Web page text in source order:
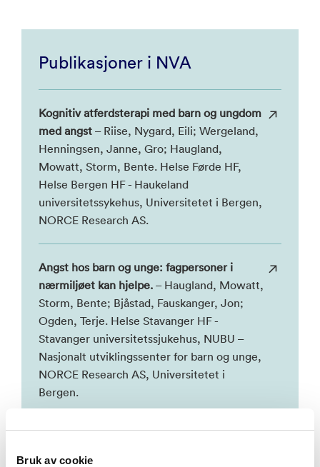
Bruk av cookie
Publikasjoner i NVA
Kognitiv atferdsterapi med barn og ungdom
med angst – Riise, Nygard, Eili; Wergeland,
Henningsen, Janne, Gro; Haugland,
Mowatt, Storm, Bente. Helse Førde HF,
Helse Bergen HF - Haukeland
universitetssykehus, Universitetet i Bergen,
NORCE Research AS.
Angst hos barn og unge: fagpersoner i
nærmiljøet kan hjelpe. – Haugland, Mowatt,
Storm, Bente; Bjåstad, Fauskanger, Jon;
Ogden, Terje. Helse Stavanger HF -
Stavanger universitetssjukehus, NUBU –
Nasjonalt utviklingssenter for barn og unge,
NORCE Research AS, Universitetet i
Bergen.
Haugland, Mowatt, Storm, Bente; Bjåstad,